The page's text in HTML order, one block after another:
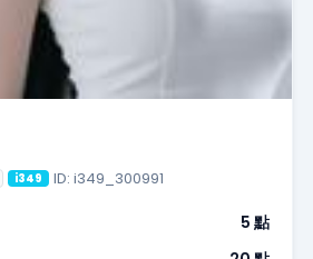
i349 ID: i349_300991
5 點